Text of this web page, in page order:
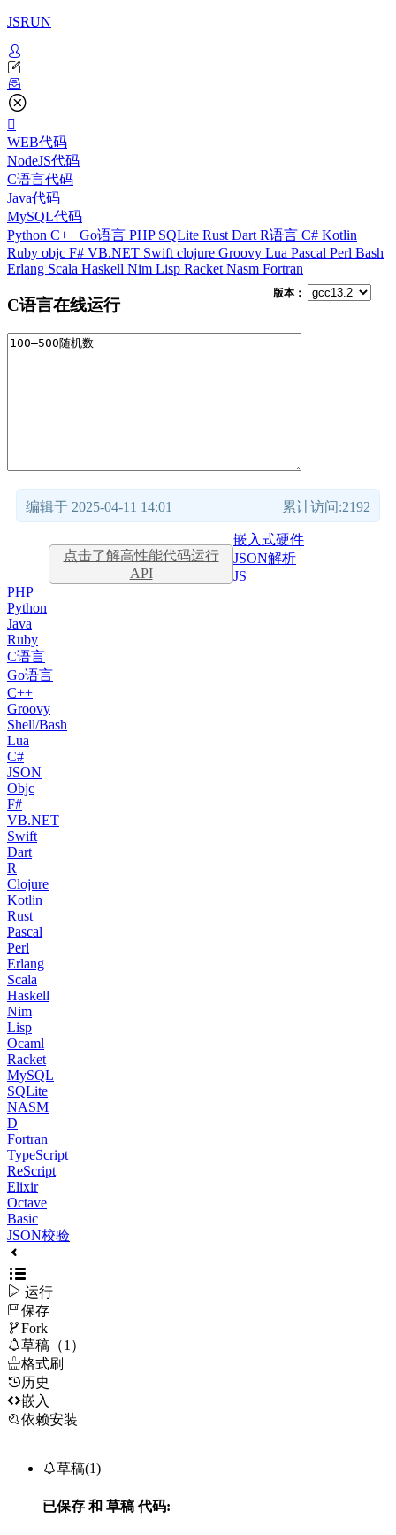
JSRUN
WEB代码
NodeJS代码
C语言代码
Java代码
MySQL代码
Python C++ Go语言 PHP SQLite Rust Dart R语言 C# Kotlin
Ruby objc F# VB.NET Swift clojure Groovy Lua Pascal Perl Bash
Erlang Scala Haskell Nim Lisp Racket Nasm Fortran
C语言在线运行
版本：
编辑于 2025-04-11 14:01 累计访问:2192
点击了解高性能代码运行
API
嵌入式硬件
JSON解析
JS
PHP
Python
Java
Ruby
C语言
Go语言
C++
Groovy
Shell/Bash
Lua
C#
JSON
Objc
F#
VB.NET
Swift
Dart
R
Clojure
Kotlin
Rust
Pascal
Perl
Erlang
Scala
Haskell
Nim
Lisp
Ocaml
Racket
MySQL
SQLite
NASM
D
Fortran
TypeScript
ReScript
Elixir
Octave
Basic
JSON校验
 运行
保存
Fork
草稿（1）
格式刷
历史
嵌入
依赖安装
草稿(1)
已保存 和 草稿代码: